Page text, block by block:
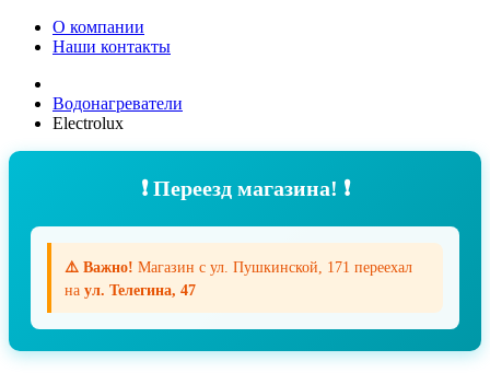
О компании
Наши контакты
Водонагреватели
Electrolux
❗ Переезд магазина! ❗
⚠️ Важно! Магазин с ул. Пушкинской, 171 переехал
на ул. Телегина, 47